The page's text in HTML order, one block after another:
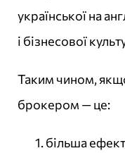
української на
і бізнесової
Таким чином,
брокером — це:
більша